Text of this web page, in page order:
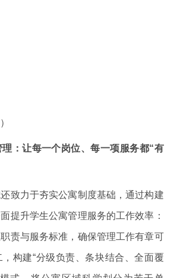
：让每一个岗位、每一项服务都“有
致力于夯实公寓制度基础，通过构建
提升学生公寓管理服务的工作效率：
责与服务标准，确保管理工作有章可
构建“分级负责、条块结合、全面覆